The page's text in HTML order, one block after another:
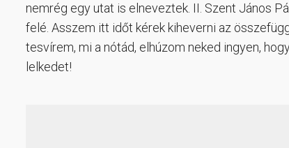
nemrég egy utat is elneveztek. II. Szent János
felé. Asszem itt időt kérek kiheverni az
tesvírem, mi a nótád, elhúzom neked ingyen,
lelkedet!